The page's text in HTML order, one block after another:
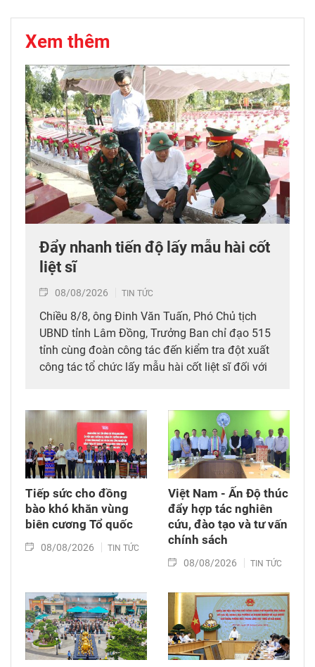
Xem thêm
Đẩy nhanh tiến độ lấy mẫu hài cốt
liệt sĩ
08/08/2026 TIN TỨC
Chiều 8/8, ông Đinh Văn Tuấn, Phó Chủ tịch
UBND tỉnh Lâm Đồng, Trưởng Ban chỉ đạo 515
tỉnh cùng đoàn công tác đến kiểm tra đột xuất
công tác tổ chức lấy mẫu hài cốt liệt sĩ đối với
thời tặng quà cho cán bộ, chiến sĩ tham gia
công tác lấy mẫu tại đây.
Tiếp sức cho đồng
bào khó khăn vùng
biên cương Tổ quốc
08/08/2026 TIN TỨC
Việt Nam - Ấn Độ thúc
đẩy hợp tác nghiên
cứu, đào tạo và tư vấn
chính sách
08/08/2026 TIN TỨC